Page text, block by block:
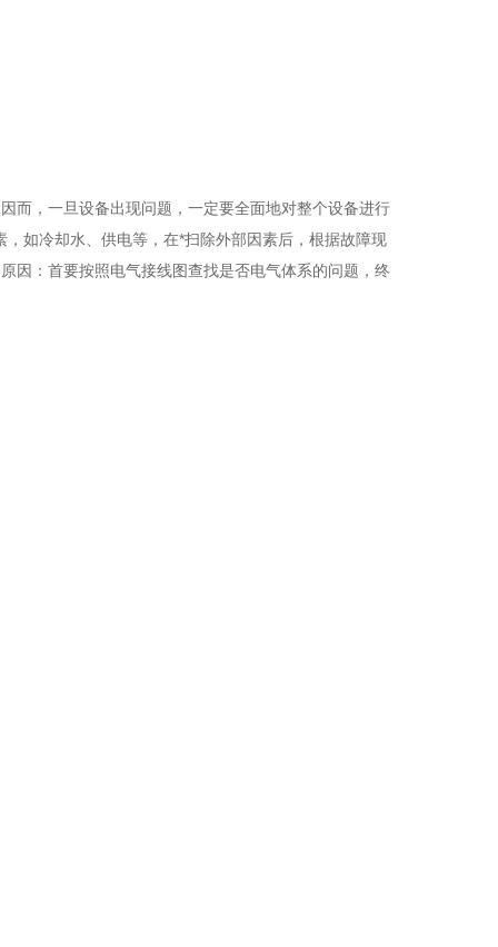
，一旦设备出现问题，一定要全面地对整个设备进行
如冷却水、供电等，在*扫除外部因素后，根据故障现
因：首要按照电气接线图查找是否电气体系的问题，终